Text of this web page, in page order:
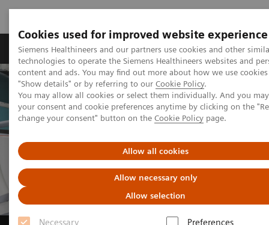
Cookies used for improved website experience
Siemens Healthineers and our partners use cookies and other
technologies to operate the Siemens Healthineers websites and
content and ads. You may find out more about how we use
"Show details" or by referring to our Cookie Policy.
You may allow all cookies or select them individually. And you
your consent and cookie preferences anytime by clicking on the
change your consent" button on the Cookie Policy page.
Allow all cookies
Allow necessary only
Allow selection
Necessary
Preferences
Grupy Produktów O nas Edukacja i